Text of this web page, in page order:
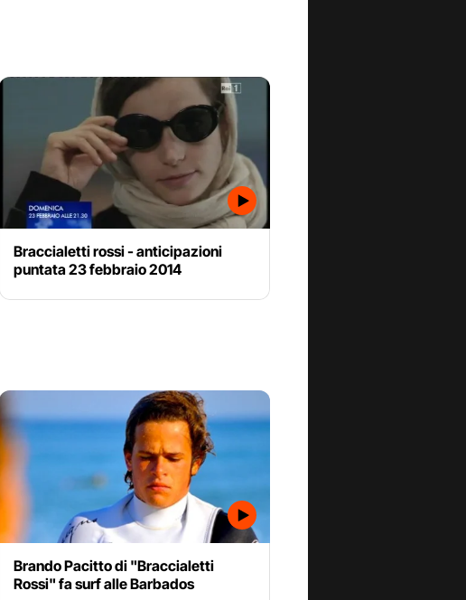
Braccialetti rossi - anticipazioni
puntata 23 febbraio 2014
Brando Pacitto di "Braccialetti
Rossi" fa surf alle Barbados